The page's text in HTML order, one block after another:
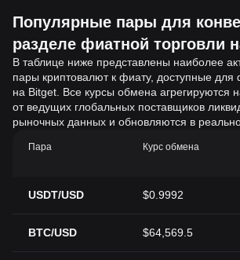
Популярные пары для
разделе фиатной торговли
В таблице ниже представлены наиболее
пары криптовалют к фиату, доступные для
на Bitget. Все курсы обмена агрегируются
от ведущих глобальных поставщиков
рыночных данных и обновляются в
Пара Курс обмена
USDT/USD $0.9992
BTC/USD $64,569.5